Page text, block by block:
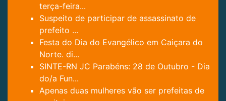
terça-feira...
Suspeito de participar de assassinato de
prefeito ...
Festa do Dia do Evangélico em Caiçara do
Norte. di...
SINTE-RN JC Parabéns: 28 de Outubro - Dia
do/a Fun...
Apenas duas mulheres vão ser prefeitas de